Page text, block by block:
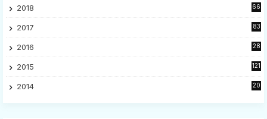
2018
66
2017
83
2016
28
2015
121
2014
20